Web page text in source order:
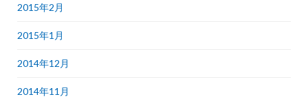
2015年2月
2015年1月
2014年12月
2014年11月